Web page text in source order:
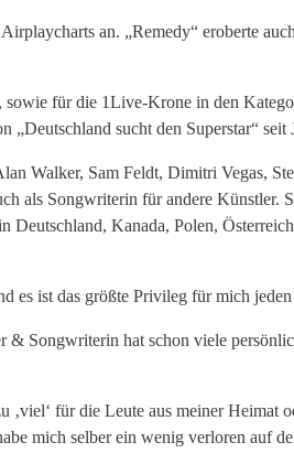
an. „Remedy“ eroberte
für die 1Live-Krone in den
sucht den Superstar“ seit
Walker, Sam Feldt, Dimitri Vegas,
als Songwriterin für andere
Kanada, Polen,
es ist das größte Privileg für mich
Songwriterin hat schon viele
für die Leute aus meiner Heimat
mich selber ein wenig verloren auf